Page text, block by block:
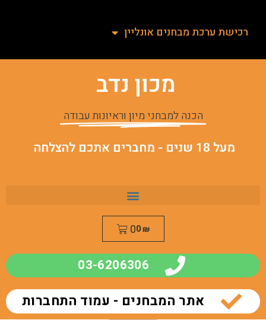
רכישת ערכת מבחנים אונליין
מכון נדב
הכנה למבחני מיון וראיונות עבודה
מעל 18 שנים - מחברים אתכם להצלחה
0₪
0
03-6206306
אתר המבחנים - עמוד התחברות